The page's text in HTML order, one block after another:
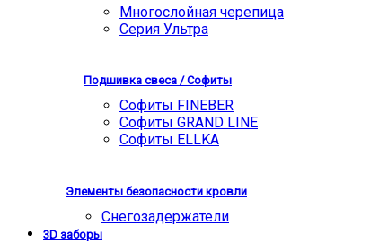
Многослойная черепица
Серия Ультра
Подшивка свеса / Софиты
Софиты FINEBER
Софиты GRAND LINE
Софиты ELLKA
Элементы безопасности кровли
Снегозадержатели
3D заборы